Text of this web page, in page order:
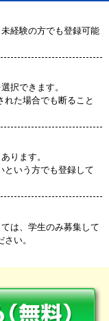
経験の方でも登録可能
択できます。
れた場合でも断ること
ります。
という方でも登録して
は、学生のみ募集して
い。